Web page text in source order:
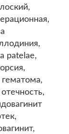
patelae,
гематома,